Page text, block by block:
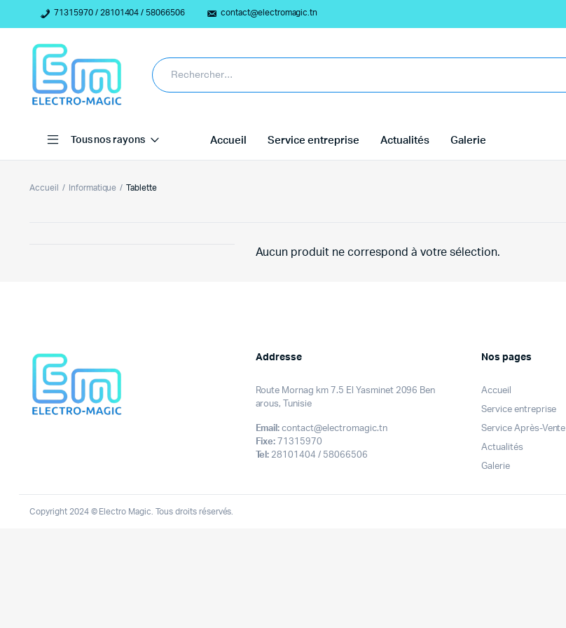
71315970 / 28101404 / 58066506 contact@electromagic.tn
Tous nos rayons Accueil Service entreprise Actualités Galerie
Accueil Informatique Tablette
Aucun produit ne correspond à votre sélection.
Addresse
Route Mornag km 7.5 El Yasminet 2096 Ben
arous, Tunisie
Email: contact@electromagic.tn
Fixe: 71315970
Tel: 28101404 / 58066506
Nos pages
Accueil
Service entreprise
Service Après-Vente
Actualités
Galerie
Copyright 2024 © Electro Magic. Tous droits réservés.